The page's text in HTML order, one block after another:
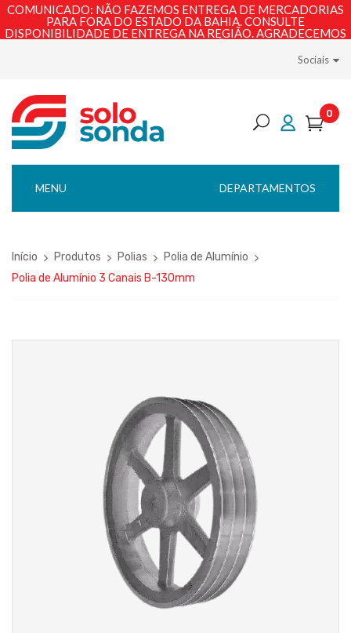
COMUNICADO: NÃO FAZEMOS ENTREGA DE MERCADORIAS
PARA FORA DO ESTADO DA BAHIA. CONSULTE
DISPONIBILIDADE DE ENTREGA NA REGIÃO. AGRADECEMOS
Sociais
0
DEPARTAMENTOS
MENU
Início Produtos Polias
Polia de Alumínio
Polia de Alumínio 3 Canais B-130mm